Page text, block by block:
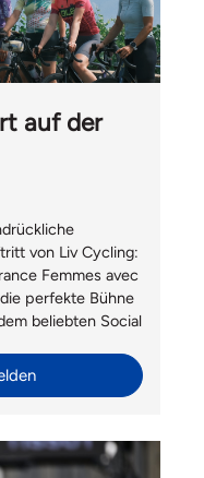
auf der
von Liv Cycling:
Femmes avec
perfekte Bühne
beliebten Social
International aus